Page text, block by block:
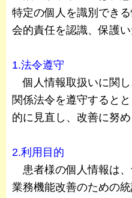
特定の個人を識別でき
会的責任を認識、保護い
1.法令遵守
個人情報取扱いに関
関係法令を遵守すると
的に見直し、改善に努め
2.利用目的
患者様の個人情報は、
業務機能改善のための